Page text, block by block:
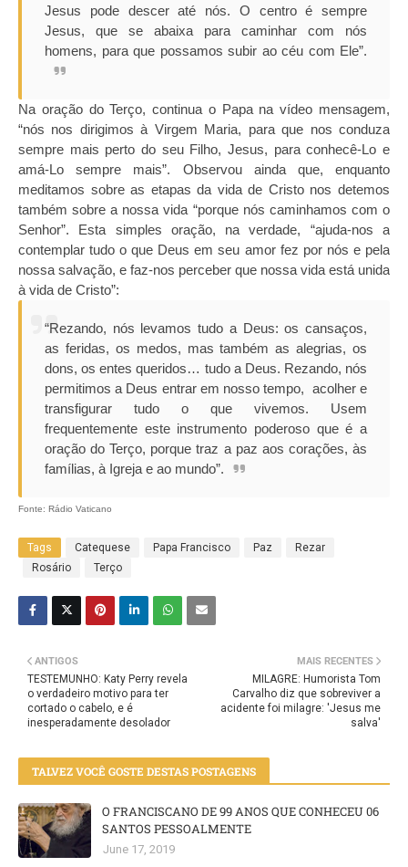
Jesus pode descer até nós. O centro é sempre
Jesus, que se abaixa para caminhar com nós
homens, para que possamos subir ao céu com Ele”.
Na oração do Terço, continua o Papa na vídeo mensagem,
“nós nos dirigimos à Virgem Maria, para que nos conduza
sempre mais perto do seu Filho, Jesus, para conhecê-Lo e
amá-Lo sempre mais”. Observou ainda que, enquanto
meditamos sobre as etapas da vida de Cristo nos detemos
também sobre a nossa vida “porque nós caminhamos com o
Senhor”. Esta simples oração, na verdade, “ajuda-nos a
contemplar tudo o que Deus em seu amor fez por nós e pela
nossa salvação, e faz-nos perceber que nossa vida está unida
à vida de Cristo”:
“Rezando, nós levamos tudo a Deus: os cansaços,
as feridas, os medos, mas também as alegrias, os
dons, os entes queridos… tudo a Deus. Rezando, nós
permitimos a Deus entrar em nosso tempo, acolher e
transfigurar tudo o que vivemos. Usem
frequentemente este instrumento poderoso que é a
oração do Terço, porque traz a paz aos corações, às
famílias, à Igreja e ao mundo”.
Fonte: Rádio Vaticano
Tags Catequese Papa Francisco Paz
Rezar
Rosário
Terço
MAIS RECENTES
MILAGRE: Humorista Tom
Carvalho diz que sobreviver a
acidente foi milagre: 'Jesus me
salva'
ANTIGOS
TESTEMUNHO: Katy Perry revela
o verdadeiro motivo para ter
cortado o cabelo, e é
inesperadamente desolador
TALVEZ VOCÊ GOSTE DESTAS POSTAGENS
O FRANCISCANO DE 99 ANOS QUE CONHECEU 06
SANTOS PESSOALMENTE
June 17, 2019